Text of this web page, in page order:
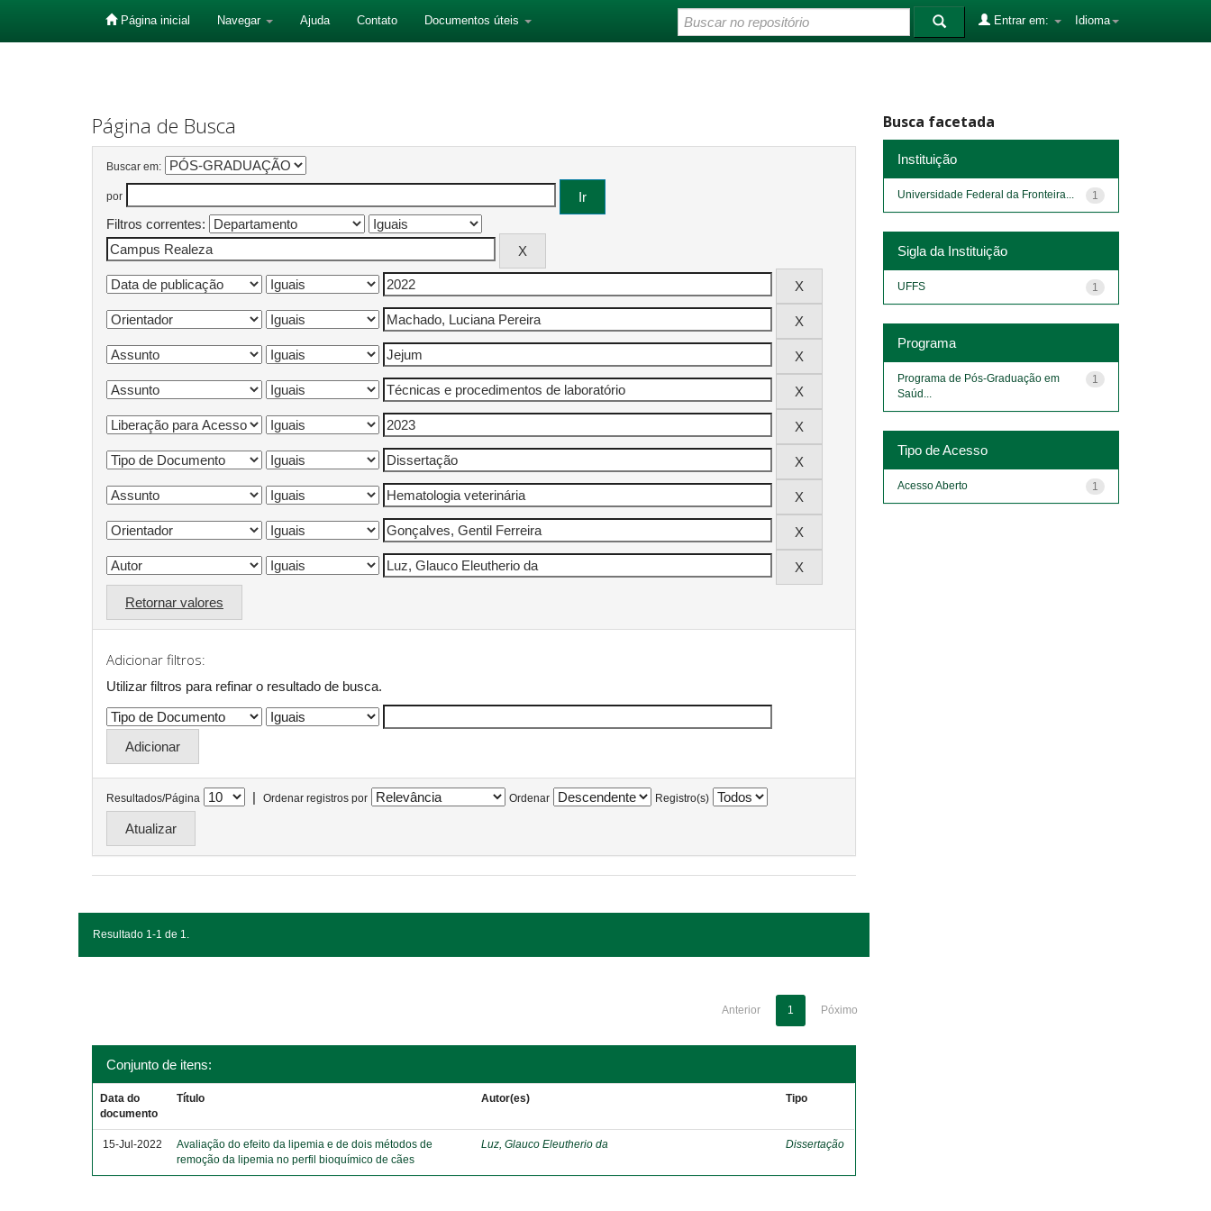
Página inicial Navegar Ajuda Contato Documentos úteis Idioma
Entrar em:
Página de Busca
Buscar em:
por
Filtros correntes:
Retornar valores
Adicionar filtros:
Utilizar filtros para refinar o resultado de busca.
Resultados/Página | Ordenar registros por Ordenar Registro(s)
Resultado 1-1 de 1.
Anterior 1 Póximo
Conjunto de itens:
Data do
documento
Título Autor(es) Tipo
15-Jul-2022
Avaliação do efeito da lipemia e de dois métodos de
remoção da lipemia no perfil bioquímico de cães
Luz, Glauco Eleutherio da Dissertação
Busca facetada
Instituição
1
Universidade Federal da Fronteira...
Sigla da Instituição
1
UFFS
Programa
1
Programa de Pós-Graduação em
Saúd...
Tipo de Acesso
1
Acesso Aberto